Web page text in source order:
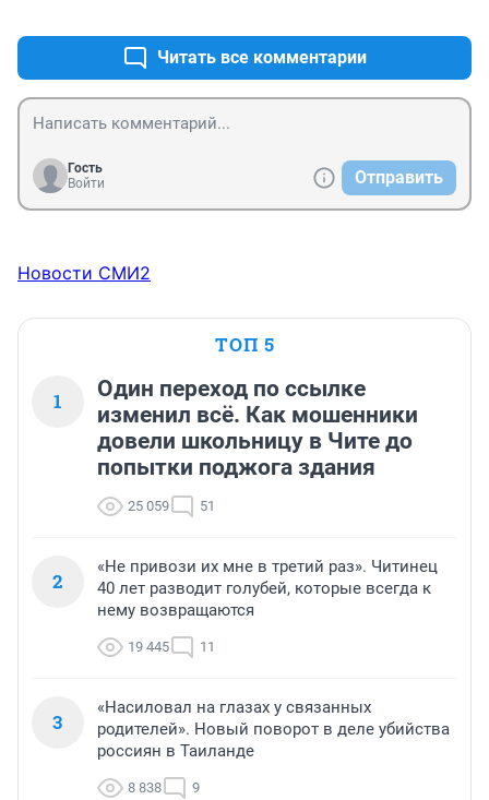
Читать все комментарии
Гость
Войти
Отправить
Новости СМИ2
ТОП 5
1
Один переход по ссылке
изменил всё. Как мошенники
довели школьницу в Чите до
попытки поджога здания
25 059 51
2
«Не привози их мне в третий раз». Читинец
40 лет разводит голубей, которые всегда к
нему возвращаются
19 445 11
3
«Насиловал на глазах у связанных
родителей». Новый поворот в деле убийства
россиян в Таиланде
8 838 9